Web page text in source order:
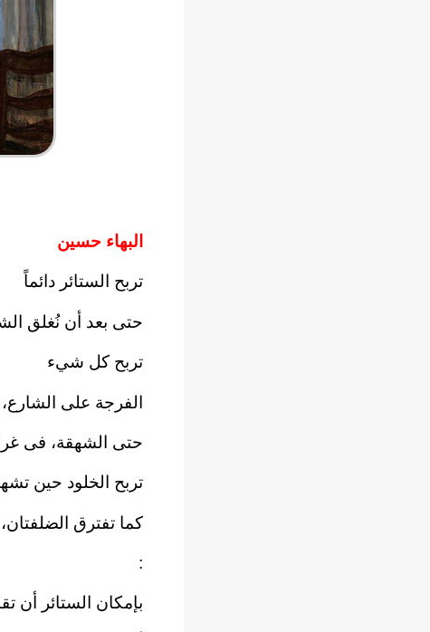
البهاء حسين
تربح الستائر دائماً
حتى بعد أن نُغلق
تربح كل شيء
الفرجة على
حتى الشهقة، فى
تربح الخلود حين
كما تفترق
:
بإمكان الستائر أن